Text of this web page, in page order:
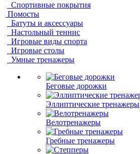
Спортивные покрытия
Помосты
Батуты и аксессуары
Настольный теннис
Игровые виды спорта
Игровые столы
Умные тренажеры
Беговые дорожки
Эллиптические тренажеры
Велотренажеры
Гребные тренажеры